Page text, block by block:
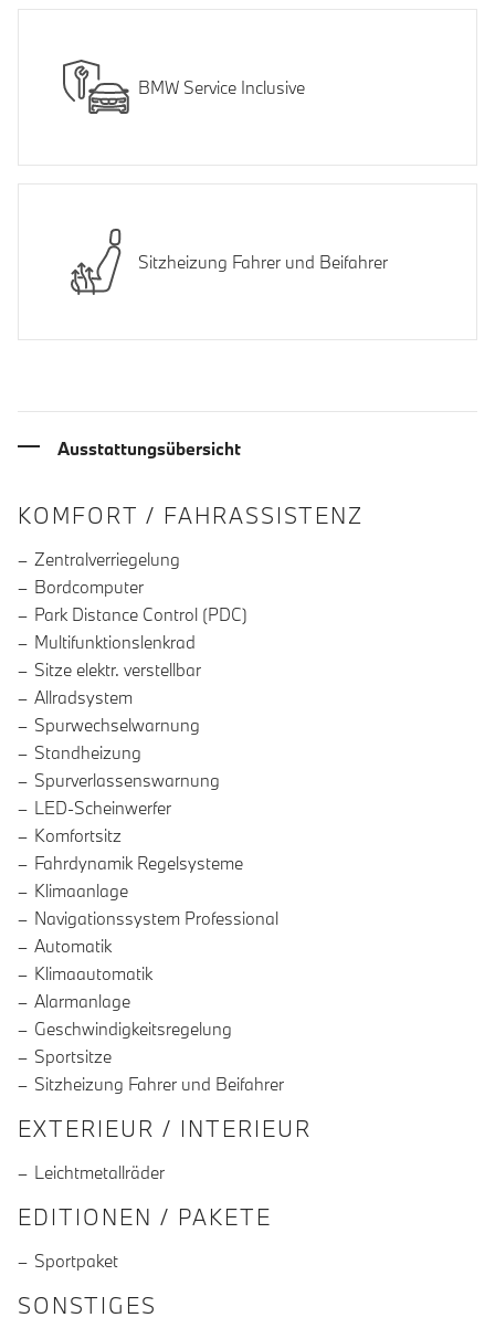
BMW Service Inclusive
Sitzheizung Fahrer und Beifahrer
Ausstattungsübersicht
INFORMATIONEN ÜBER DIE
KOMFORT / FAHRASSISTENZ
Zentralverriegelung
Bordcomputer
Park Distance Control (PDC)
Multifunktionslenkrad
Sitze elektr. verstellbar
Allradsystem
Spurwechselwarnung
Standheizung
Spurverlassenswarnung
LED-Scheinwerfer
Komfortsitz
Fahrdynamik Regelsysteme
Klimaanlage
Navigationssystem Professional
Automatik
Klimaautomatik
Alarmanlage
Geschwindigkeitsregelung
Sportsitze
Sitzheizung Fahrer und Beifahrer
EXTERIEUR / INTERIEUR
Leichtmetallräder
EDITIONEN / PAKETE
Sportpaket
SONSTIGES